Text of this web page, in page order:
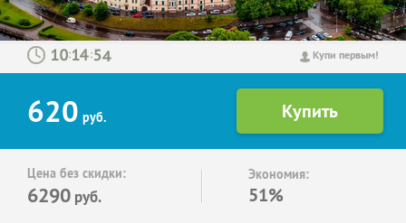
Купи первым!
: :
620 руб.
Цена без скидки:
6290 руб.
Экономия:
51%